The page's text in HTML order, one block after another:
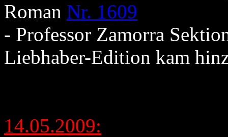
Roman Nr. 1609
- Professor Zamorra
Liebhaber-Edition kam
14.05.2009: